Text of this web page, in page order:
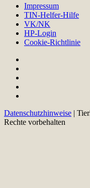
Impressum
TIN-Helfer-Hilfe
VK/NK
HP-Login
Cookie-Richtlinie
Datenschutzhinweise |
Rechte vorbehalten